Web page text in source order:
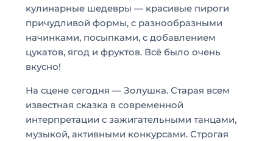
кулинарные шедевры — красивые пироги
причудливой формы, с разнообразными
начинками, посыпками, с добавлением
цукатов, ягод и фруктов. Всё было очень
вкусно!
На сцене сегодня — Золушка. Старая всем
известная сказка в современной
интерпретации с зажигательными танцами,
музыкой, активными конкурсами. Строгая